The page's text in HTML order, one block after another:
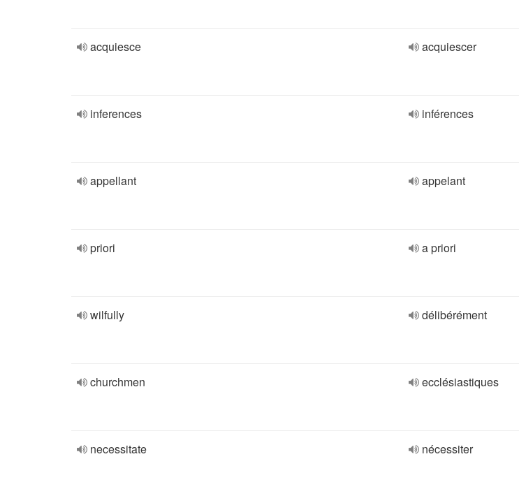
acquiesce acquiescer
inferences inférences
appellant appelant
priori a priori
wilfully délibérément
churchmen ecclésiastiques
necessitate nécessiter